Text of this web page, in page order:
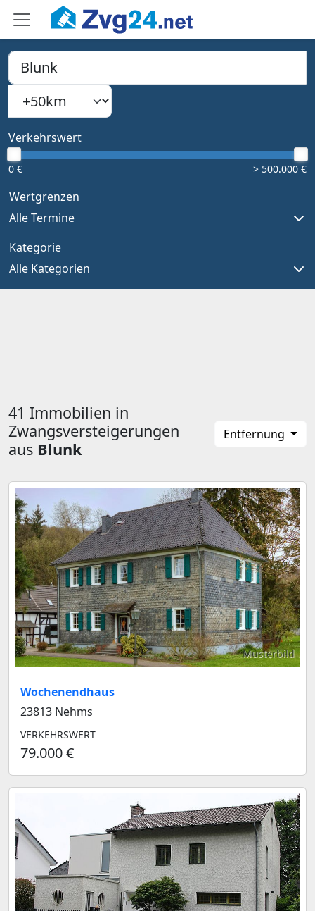
PLZ, Ort oder Bundesland
Type 1 or more characters for results.
Suchradius
Verkehrswert
0 € > 500.000 €
Wertgrenzen
Alle Termine
Kategorie
Alle Kategorien
41 Immobilien in
Zwangsversteigerungen
aus Blunk
Entfernung
Musterbild
Wochenendhaus
23813 Nehms
VERKEHRSWERT
79.000 €